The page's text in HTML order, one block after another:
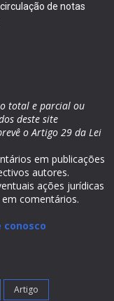
de notas
total e parcial ou
deste site
o Artigo 29 da Lei
em publicações
autores.
ações jurídicas
comentários.
conosco
Artigo